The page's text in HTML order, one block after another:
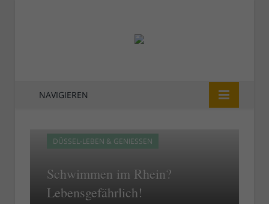
NAVIGIEREN
DÜSSEL-LEBEN & GENIESSEN
Schwimmen im Rhein?
Lebensgefährlich!